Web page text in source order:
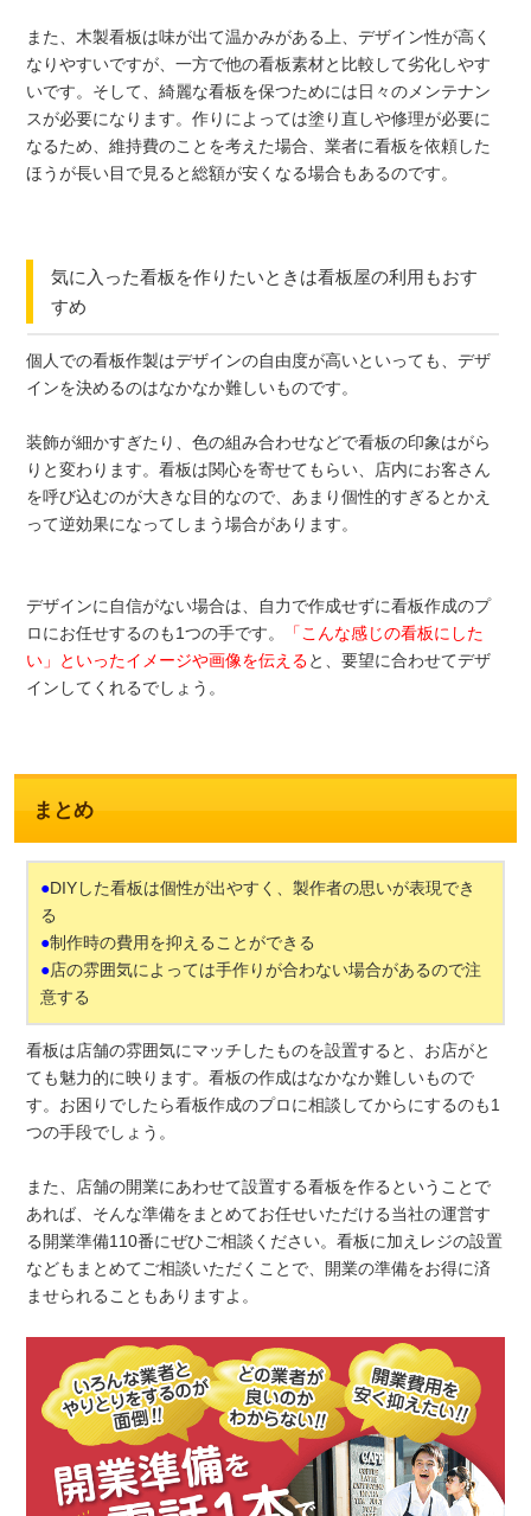
また、木製看板は味が出て温かみがある上、デザイン性が高く
なりやすいですが、一方で他の看板素材と比較して劣化しやす
いです。そして、綺麗な看板を保つためには日々のメンテナン
スが必要になります。作りによっては塗り直しや修理が必要に
なるため、維持費のことを考えた場合、業者に看板を依頼した
ほうが長い目で見ると総額が安くなる場合もあるのです。
気に入った看板を作りたいときは看板屋の利用もおす
すめ
個人での看板作製はデザインの自由度が高いといっても、デザ
インを決めるのはなかなか難しいものです。
装飾が細かすぎたり、色の組み合わせなどで看板の印象はがら
りと変わります。看板は関心を寄せてもらい、店内にお客さん
を呼び込むのが大きな目的なので、あまり個性的すぎるとかえ
って逆効果になってしまう場合があります。
デザインに自信がない場合は、自力で作成せずに看板作成のプ
ロにお任せするのも1つの手です。
「こんな感じの看板にした
い」といったイメージや画像を伝えると、要望に合わせてデザ
インしてくれるでしょう。
まとめ
●DIYした看板は個性が出やすく、製作者の思いが表現でき
る
●制作時の費用を抑えることができる
●店の雰囲気によっては手作りが合わない場合があるので注
意する
看板は店舗の雰囲気にマッチしたものを設置すると、お店がと
ても魅力的に映ります。看板の作成はなかなか難しいもので
す。お困りでしたら看板作成のプロに相談してからにするのも1
つの手段でしょう。
また、店舗の開業にあわせて設置する看板を作るということで
あれば、そんな準備をまとめてお任せいただける当社の運営す
る開業準備110番にぜひご相談ください。看板に加えレジの設置
などもまとめてご相談いただくことで、開業の準備をお得に済
ませられることもありますよ。